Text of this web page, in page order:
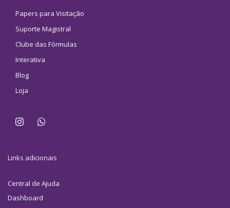
Papers para Visitação
Suporte Magistral
Clube das Fórmulas
Interativa
Blog
Loja
Links adicionais
Central de Ajuda
Dashboard